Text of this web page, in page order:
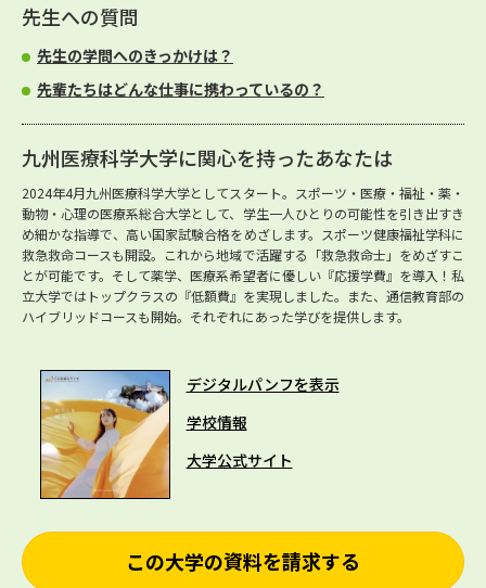
先生への質問
先生の学問へのきっかけは？
先輩たちはどんな仕事に携わっているの？
九州医療科学大学に関心を持ったあなたは
2024年4月九州医療科学大学としてスタート。スポーツ・医療・福祉・薬・
動物・心理の医療系総合大学として、学生一人ひとりの可能性を引き出すき
め細かな指導で、高い国家試験合格をめざします。スポーツ健康福祉学科に
救急救命コースも開設。これから地域で活躍する「救急救命士」をめざすこ
とが可能です。そして薬学、医療系希望者に優しい『応援学費』を導入！私
立大学ではトップクラスの『低額費』を実現しました。また、通信教育部の
ハイブリッドコースも開始。それぞれにあった学びを提供します。
デジタルパンフを表示
学校情報
大学公式サイト
この大学の資料を請求する